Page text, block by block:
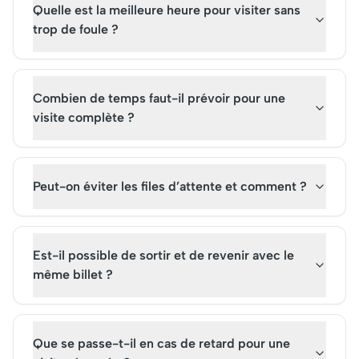
Quelle est la meilleure heure pour visiter sans
trop de foule ?
Combien de temps faut-il prévoir pour une
visite complète ?
Peut-on éviter les files d’attente et comment ?
Est-il possible de sortir et de revenir avec le
même billet ?
Que se passe-t-il en cas de retard pour une